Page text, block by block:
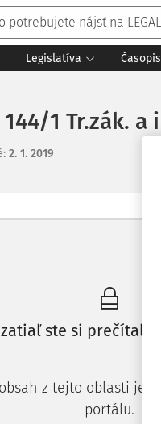
Legislatíva
1 Tr.zák. a
: 2. 1. 2019
zatiaľ ste si prečítali
z tejto oblasti je
portálu.